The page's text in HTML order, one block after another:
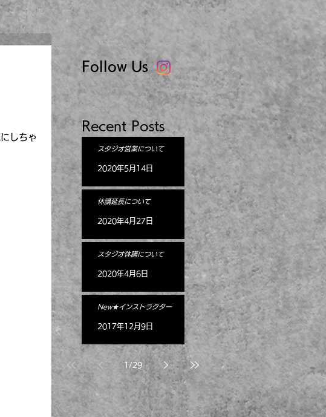
しちゃ
Follow Us
Recent Posts
スタジオ営業について
2020年5月14日
休講延長について
2020年4月27日
スタジオ休講について
2020年4月6日
New★インストラクター
2017年12月9日
1 /29